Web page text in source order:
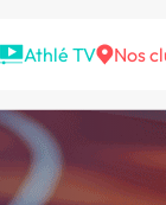
Athlé TV Nos